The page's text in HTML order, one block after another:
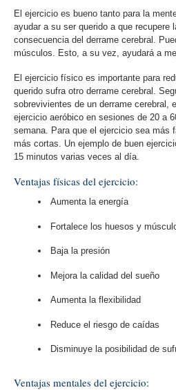
El ejercicio es bueno tanto para la
ayudar a su ser querido a que recupere
consecuencia del derrame cerebral.
músculos. Esto, a su vez, ayudará a
El ejercicio físico es importante para
querido sufra otro derrame cerebral.
sobrevivientes de un derrame cerebral,
ejercicio aeróbico en sesiones de 20 a
semana. Para que el ejercicio sea más
más cortas. Un ejemplo de buen
15 minutos varias veces al día.
Ventajas físicas del ejercicio:
Aumenta la energía
Fortalece los huesos y
Baja la presión
Mejora la calidad del sueño
Aumenta la flexibilidad
Reduce el riesgo de caídas
Disminuye la posibilidad de
Ventajas mentales del ejercicio: